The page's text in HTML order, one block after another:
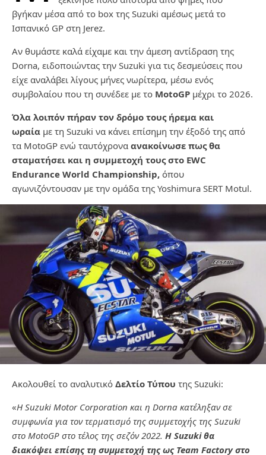
βγήκαν μέσα από το box της Suzuki αμέσως μετά το
Ισπανικό GP στη Jerez.
Αν θυμάστε καλά είχαμε και την άμεση αντίδραση της
Dorna, ειδοποιώντας την Suzuki για τις δεσμεύσεις που
είχε αναλάβει λίγους μήνες νωρίτερα, μέσω ενός
συμβολαίου που τη συνέδεε με το MotoGP μέχρι το 2026.
Όλα λοιπόν πήραν τον δρόμο τους ήρεμα και
ωραία με τη Suzuki να κάνει επίσημη την έξοδό της από
τα MotoGP ενώ ταυτόχρονα ανακοίνωσε πως θα
σταματήσει και η συμμετοχή τους στο EWC
Endurance World Championship, όπου
αγωνιζόντουσαν με την ομάδα της Yoshimura SERT Motul.
Ακολουθεί το αναλυτικό Δελτίο Τύπου της Suzuki:
«Η Suzuki Motor Corporation και η Dorna κατέληξαν σε
συμφωνία για τον τερματισμό της συμμετοχής της Suzuki
στο MotoGP στο τέλος της σεζόν 2022. Η Suzuki θα
διακόψει επίσης τη συμμετοχή της ως Team Factory στο